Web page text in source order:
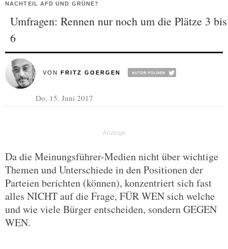
NACHTEIL AFD UND GRÜNE?
Umfragen: Rennen nur noch um die Plätze 3 bis
6
VON FRITZ GOERGEN
Do, 15. Juni 2017
Da die Meinungsführer-Medien nicht über wichtige
Themen und Unterschiede in den Positionen der
Parteien berichten (können), konzentriert sich fast
alles NICHT auf die Frage, FÜR WEN sich welche
und wie viele Bürger entscheiden, sondern GEGEN
WEN.